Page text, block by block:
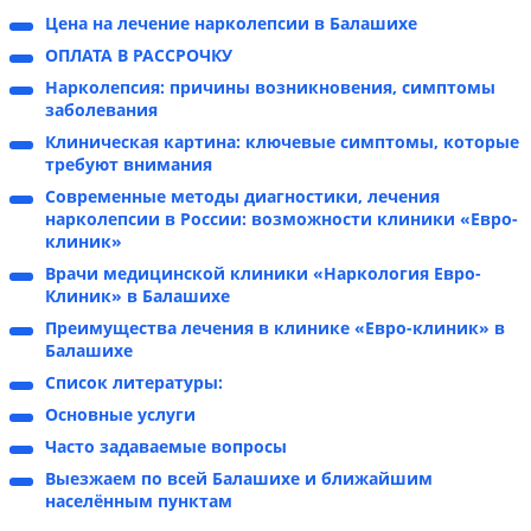
Цена на лечение нарколепсии в Балашихе
ОПЛАТА В РАССРОЧКУ
Нарколепсия: причины возникновения, симптомы
заболевания
Клиническая картина: ключевые симптомы, которые
требуют внимания
Современные методы диагностики, лечения
нарколепсии в России: возможности клиники «Евро-
клиник»
Врачи медицинской клиники «Наркология Евро-
Клиник» в Балашихе
Преимущества лечения в клинике «Евро-клиник» в
Балашихе
Список литературы:
Основные услуги
Часто задаваемые вопросы
Выезжаем по всей Балашихе и ближайшим
населённым пунктам